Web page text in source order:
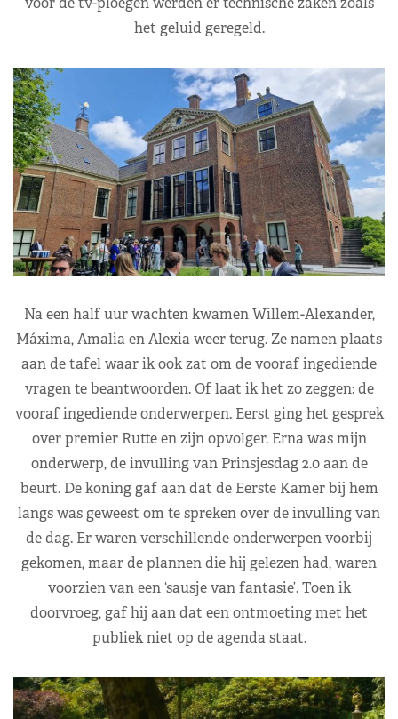
het geluid geregeld.
Na een half uur wachten kwamen Willem-Alexander,
Máxima, Amalia en Alexia weer terug. Ze namen plaats
aan de tafel waar ik ook zat om de vooraf ingediende
vragen te beantwoorden. Of laat ik het zo zeggen: de
vooraf ingediende onderwerpen. Eerst ging het gesprek
over premier Rutte en zijn opvolger. Erna was mijn
onderwerp, de invulling van Prinsjesdag 2.0 aan de
beurt. De koning gaf aan dat de Eerste Kamer bij hem
langs was geweest om te spreken over de invulling van
de dag. Er waren verschillende onderwerpen voorbij
gekomen, maar de plannen die hij gelezen had, waren
voorzien van een ‘sausje van fantasie’. Toen ik
doorvroeg, gaf hij aan dat een ontmoeting met het
publiek niet op de agenda staat.